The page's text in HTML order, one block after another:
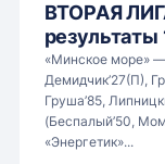
ВТОРАЯ
результаты
«Минское море» —
Демидчик’27(П),
Груша’85,
(Беспалый’50,
«Энергетик»...